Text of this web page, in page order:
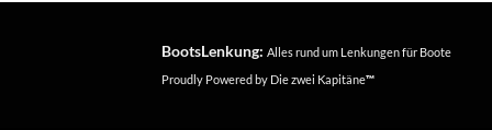
BootsLenkung: Alles rund um Lenkungen für Boote
Proudly Powered by Die zwei Kapitäne™